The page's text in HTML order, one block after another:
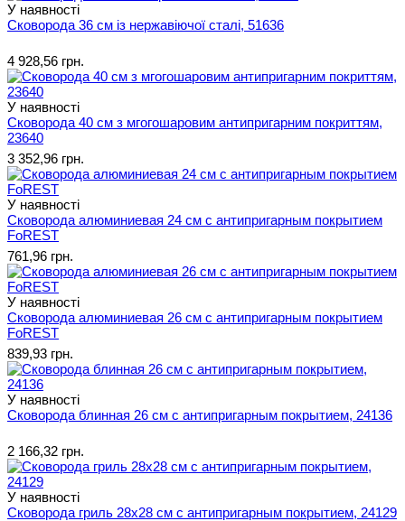
У наявності
Сковорода 36 см із нержавіючої сталі, 51636
4 928,56 грн.
У наявності
Сковорода 40 см з мгогошаровим антипригарним покриттям,
23640
3 352,96 грн.
У наявності
Сковорода алюминиевая 24 см с антипригарным покрытием
FoREST
761,96 грн.
У наявності
Сковорода алюминиевая 26 см с антипригарным покрытием
FoREST
839,93 грн.
У наявності
Сковорода блинная 26 см с антипригарным покрытием, 24136
2 166,32 грн.
У наявності
Сковорода гриль 28х28 см с антипригарным покрытием, 24129